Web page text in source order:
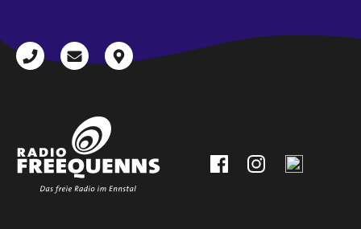
+43
radio@freequenns.at
Kulturhausstraße